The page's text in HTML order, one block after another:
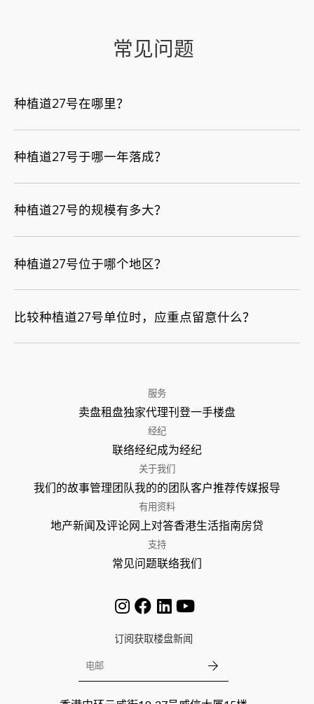
常见问题
种植道27号在哪里？
种植道27号于哪一年落成？
种植道27号的规模有多大？
种植道27号位于哪个地区？
比较种植道27号单位时，应重点留意什么？
服务
卖盘租盘独家代理刊登一手楼盘
经纪
联络经纪成为经纪
关于我们
我们的故事管理团队我的的团队客户推荐传媒报导
有用资料
地产新闻及评论网上对答香港生活指南房贷
支持
常见问题联络我们
订阅获取楼盘新闻